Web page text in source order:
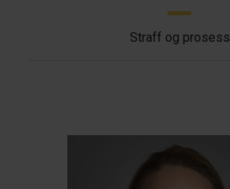
Straff og prosess